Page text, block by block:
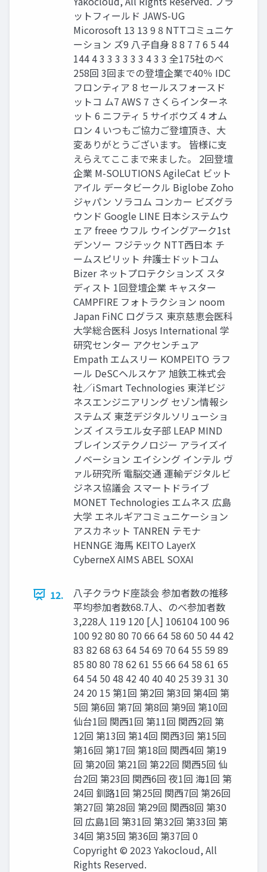
ットフィールド JAWS-UG
Micorosoft 13 13 9 8 NTTコミュニケ
ーション ズ9 八子自身 8 8 7 7 6 5 44
144 4 3 3 3 3 3 3 4 3 3 全175社のべ
258回 3回までの登壇企業で40％ IDC
フロンティア 8 セールスフォースド
ットコ ム7 AWS 7 さくらインターネ
ット 6 ニフティ 5 サイボウズ 4 オム
ロン 4 いつもご協力ご登壇頂き、大
変ありがとうございます。 皆様に支
えらえてここまで来ました。 2回登壇
企業 M-SOLUTIONS AgileCat ビット
アイル データビークル Biglobe Zoho
ジャパン ソラコム コンカー ビズグラ
ウンド Google LINE 日本システムウ
ェア freee ウフル ウイングアーク1st
デンソー フジテック NTT西日本 チ
ームスピリット 弁護士ドットコム
Bizer ネットプロテクションズ スタ
ディスト 1回登壇企業 キャスター
CAMPFIRE フォトラクション noom
Japan FiNC ログラス 東京慈恵会医科
大学総合医科 Josys International 学
研究センター アクセンチュア
Empath エムスリー KOMPEITO ラフ
ール DeSCヘルスケア 旭鉄工株式会
社／iSmart Technologies 東洋ビジ
ネスエンジニアリング セゾン情報シ
ステムズ 東芝デジタルソリューショ
ンズ イスラエル女子部 LEAP MIND
ブレインズテクノロジー アライズイ
ノベーション エイシング インテル ヴ
ァル研究所 電脳交通 運輸デジタルビ
ジネス協議会 スマートドライブ
MONET Technologies エムネス 広島
大学 エネルギアコミュニケーション
アスカネット TANREN テモナ
HENNGE 海馬 KEITO LayerX
CyberneX AIMS ABEL SOXAI
12.
八子クラウド座談会 参加者数の推移
平均参加者数68.7人、のべ参加者数
3,228人 119 120 [人] 106104 100 96
100 92 80 80 70 66 64 58 60 50 44 42
83 82 68 63 64 54 69 70 64 55 59 89
85 80 80 78 62 61 55 66 64 58 61 65
64 54 50 48 42 40 40 40 25 39 31 30
24 20 15 第1回 第2回 第3回 第4回 第
5回 第6回 第7回 第8回 第9回 第10回
仙台1回 関西1回 第11回 関西2回 第
12回 第13回 第14回 関西3回 第15回
第16回 第17回 第18回 関西4回 第19
回 第20回 第21回 第22回 関西5回 仙
台2回 第23回 関西6回 夜1回 海1回 第
24回 釧路1回 第25回 関西7回 第26回
第27回 第28回 第29回 関西8回 第30
回 広島1回 第31回 第32回 第33回 第
34回 第35回 第36回 第37回 0
Copyright © 2023 Yakocloud, All
Rights Reserved.